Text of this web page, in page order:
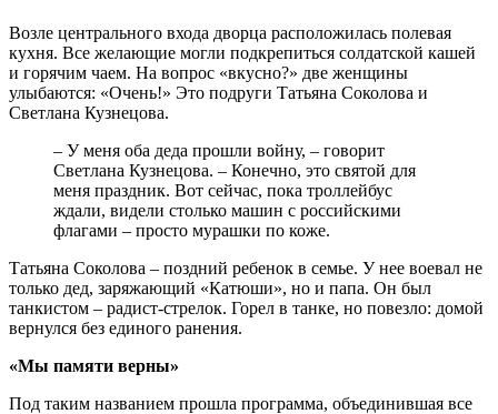
Возле центрального входа дворца расположилась полевая
кухня. Все желающие могли подкрепиться солдатской кашей
и горячим чаем. На вопрос «вкусно?» две женщины
улыбаются: «Очень!» Это подруги Татьяна Соколова и
Светлана Кузнецова.
– У меня оба деда прошли войну, – говорит
Светлана Кузнецова. – Конечно, это святой для
меня праздник. Вот сейчас, пока троллейбус
ждали, видели столько машин с российскими
флагами – просто мурашки по коже.
Татьяна Соколова – поздний ребенок в семье. У нее воевал не
только дед, заряжающий «Катюши», но и папа. Он был
танкистом – радист-стрелок. Горел в танке, но повезло: домой
вернулся без единого ранения.
«Мы памяти верны»
Под таким названием прошла программа, объединившая все